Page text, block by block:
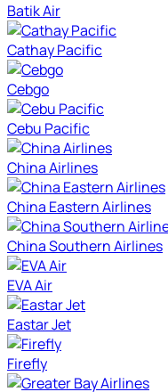
Batik Air
Cathay Pacific
Cebgo
Cebu Pacific
China Airlines
China Eastern Airlines
China Southern Airlines
EVA Air
Eastar Jet
Firefly